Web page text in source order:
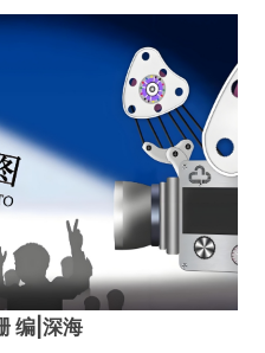
编|深海